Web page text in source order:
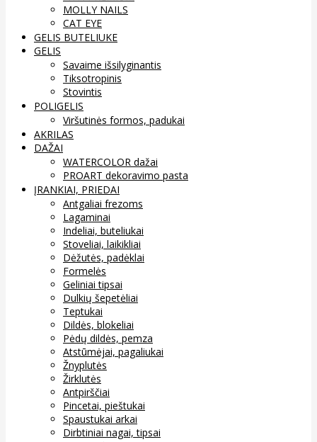
MOLLY NAILS
CAT EYE
GELIS BUTELIUKE
GELIS
Savaime išsilyginantis
Tiksotropinis
Stovintis
POLIGELIS
Viršutinės formos, padukai
AKRILAS
DAŽAI
WATERCOLOR dažai
PROART dekoravimo pasta
ĮRANKIAI, PRIEDAI
Antgaliai frezoms
Lagaminai
Indeliai, buteliukai
Stoveliai, laikikliai
Dėžutės, padėklai
Formelės
Geliniai tipsai
Dulkių šepetėliai
Teptukai
Dildės, blokeliai
Pėdų dildės, pemza
Atstūmėjai, pagaliukai
Žnyplutės
Žirklutės
Antpirščiai
Pincetai, pieštukai
Spaustukai arkai
Dirbtiniai nagai, tipsai